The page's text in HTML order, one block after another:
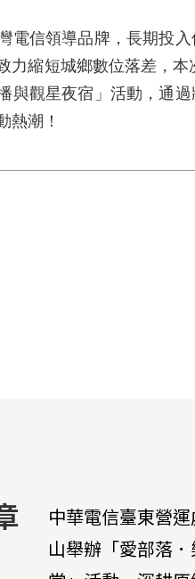
電信領導品牌，長期投
力縮短城鄉數位落差，
與觀星夜宿」活動，通
熱潮！
中華電信臺東營
山舉辦「愛部落